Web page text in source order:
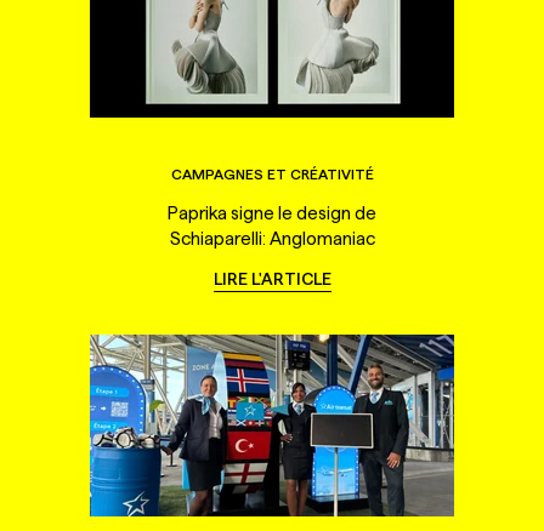
CAMPAGNES ET CRÉATIVITÉ
Paprika signe le design de
Schiaparelli: Anglomaniac
LIRE L'ARTICLE